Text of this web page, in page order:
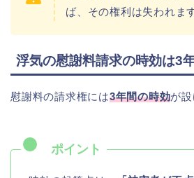
ば、その権利は失われま
浮気の慰謝料請求の時効は3
慰謝料の請求権には3年間の時効が設